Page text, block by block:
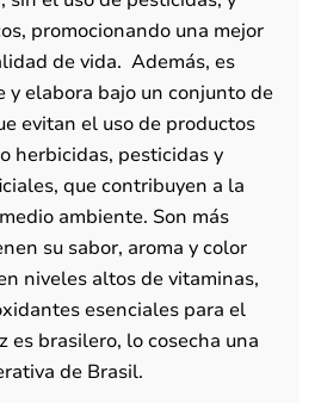
promocionando una mejor
de vida. Además, es
y elabora bajo un conjunto de
evitan el uso de productos
herbicidas, pesticidas y
que contribuyen a la
ambiente. Son más
su sabor, aroma y color
niveles altos de vitaminas,
esenciales para el
es brasilero, lo cosecha una
de Brasil.